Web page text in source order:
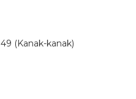
(Kanak-kanak)